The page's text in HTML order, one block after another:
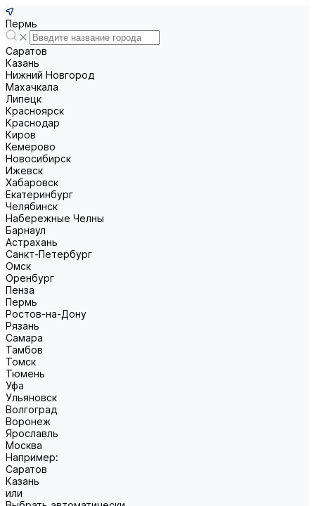
Пермь
Саратов
Казань
Нижний Новгород
Махачкала
Липецк
Красноярск
Краснодар
Киров
Кемерово
Новосибирск
Ижевск
Хабаровск
Екатеринбург
Челябинск
Набережные Челны
Барнаул
Астрахань
Санкт-Петербург
Омск
Оренбург
Пенза
Пермь
Ростов-на-Дону
Рязань
Самара
Тамбов
Томск
Тюмень
Уфа
Ульяновск
Волгоград
Воронеж
Ярославль
Москва
Например:
Саратов
Казань
или